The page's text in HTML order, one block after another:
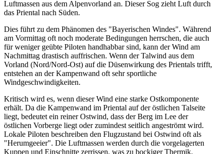
Luftmassen aus dem Alpenvorland an. Dieser Sog zieht Luft durch
das Priental nach Süden.
Dies führt zu dem Phänomen des "Bayerischen Windes". Während
am Vormittag oft noch moderate Bedingungen herrschen, die auch
für weniger geübte Piloten handhabbar sind, kann der Wind am
Nachmittag drastisch auffrischen. Wenn der Talwind aus dem
Vorland (Nord/Nord-Ost) auf die Düsenwirkung des Prientals trifft,
entstehen an der Kampenwand oft sehr sportliche
Windgeschwindigkeiten.
Kritisch wird es, wenn dieser Wind eine starke Ostkomponente
erhält. Da die Kampenwand im Priental auf der östlichen Talseite
liegt, bedeutet ein reiner Ostwind, dass der Berg im Lee der
östlichen Vorberge liegt oder zumindest seitlich angeströmt wird.
Lokale Piloten beschreiben den Flugzustand bei Ostwind oft als
"Herumgeeier". Die Luftmassen werden durch die vorgelagerten
Kuppen und Einschnitte zerrissen, was zu bockiger Thermik,